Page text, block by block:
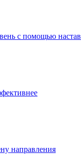
с помощью
направления